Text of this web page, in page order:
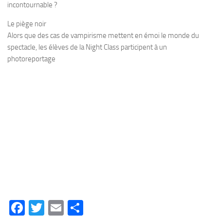
incontournable ?
Le piège noir
Alors que des cas de vampirisme mettent en émoi le monde du
spectacle, les élèves de la Night Class participent à un
photoreportage
Facebook
Twitter
Email